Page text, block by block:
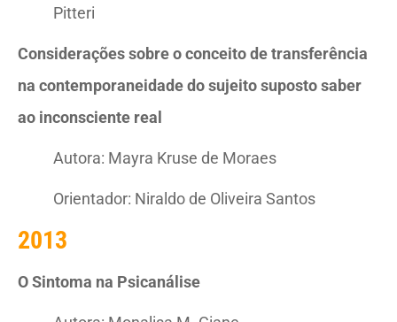
Pitteri
Considerações sobre o conceito de transferência
na contemporaneidade do sujeito suposto saber
ao inconsciente real
Autora: Mayra Kruse de Moraes
Orientador: Niraldo de Oliveira Santos
2013
O Sintoma na Psicanálise